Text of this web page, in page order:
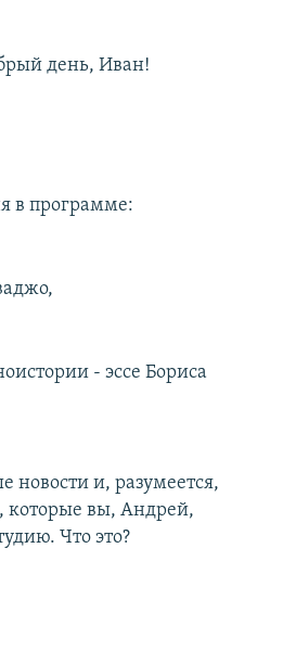
день, Иван!
в программе:
- эссе Бориса
новости и, разумеется,
которые вы, Андрей,
Что это?